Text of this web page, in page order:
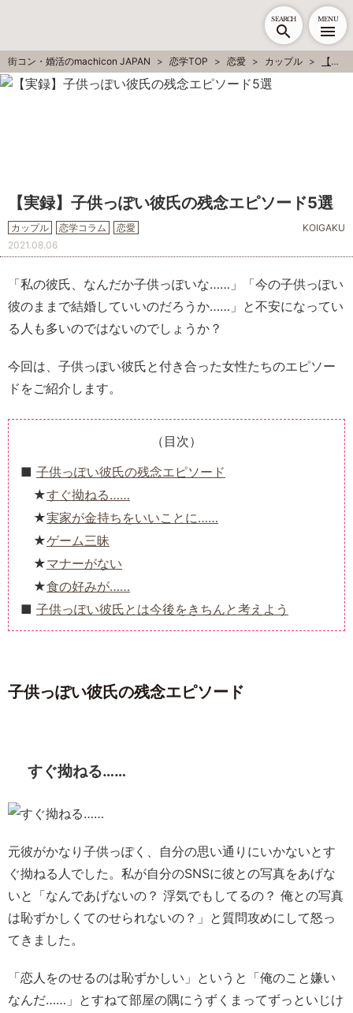
SEARCH MENU
街コン・婚活のmachicon JAPAN 恋学TOP 恋愛 カップル 【実録】子供っぽい彼氏の残念エピソード5選
【実録】子供っぽい彼氏の残念エピソード5選
カップル 恋学コラム 恋愛
KOIGAKU
2021.08.06
「私の彼氏、なんだか子供っぽいな……」「今の子供っぽい
彼のままで結婚していいのだろうか……」と不安になってい
る人も多いのではないのでしょうか？
今回は、子供っぽい彼氏と付き合った女性たちのエピソー
ドをご紹介します。
（目次）
子供っぽい彼氏の残念エピソード
すぐ拗ねる……
実家が金持ちをいいことに……
ゲーム三昧
マナーがない
食の好みが……
子供っぽい彼氏とは今後をきちんと考えよう
子供っぽい彼氏の残念エピソード
すぐ拗ねる……
元彼がかなり子供っぽく、自分の思い通りにいかないとす
ぐ拗ねる人でした。私が自分のSNSに彼との写真をあげな
いと「なんであげないの？ 浮気でもしてるの？ 俺との写真
は恥ずかしくてのせられないの？」と質問攻めにして怒っ
てきました。
「恋人をのせるのは恥ずかしい」というと「俺のこと嫌い
なんだ……」とすねて部屋の隅にうずくまってずっといじけ